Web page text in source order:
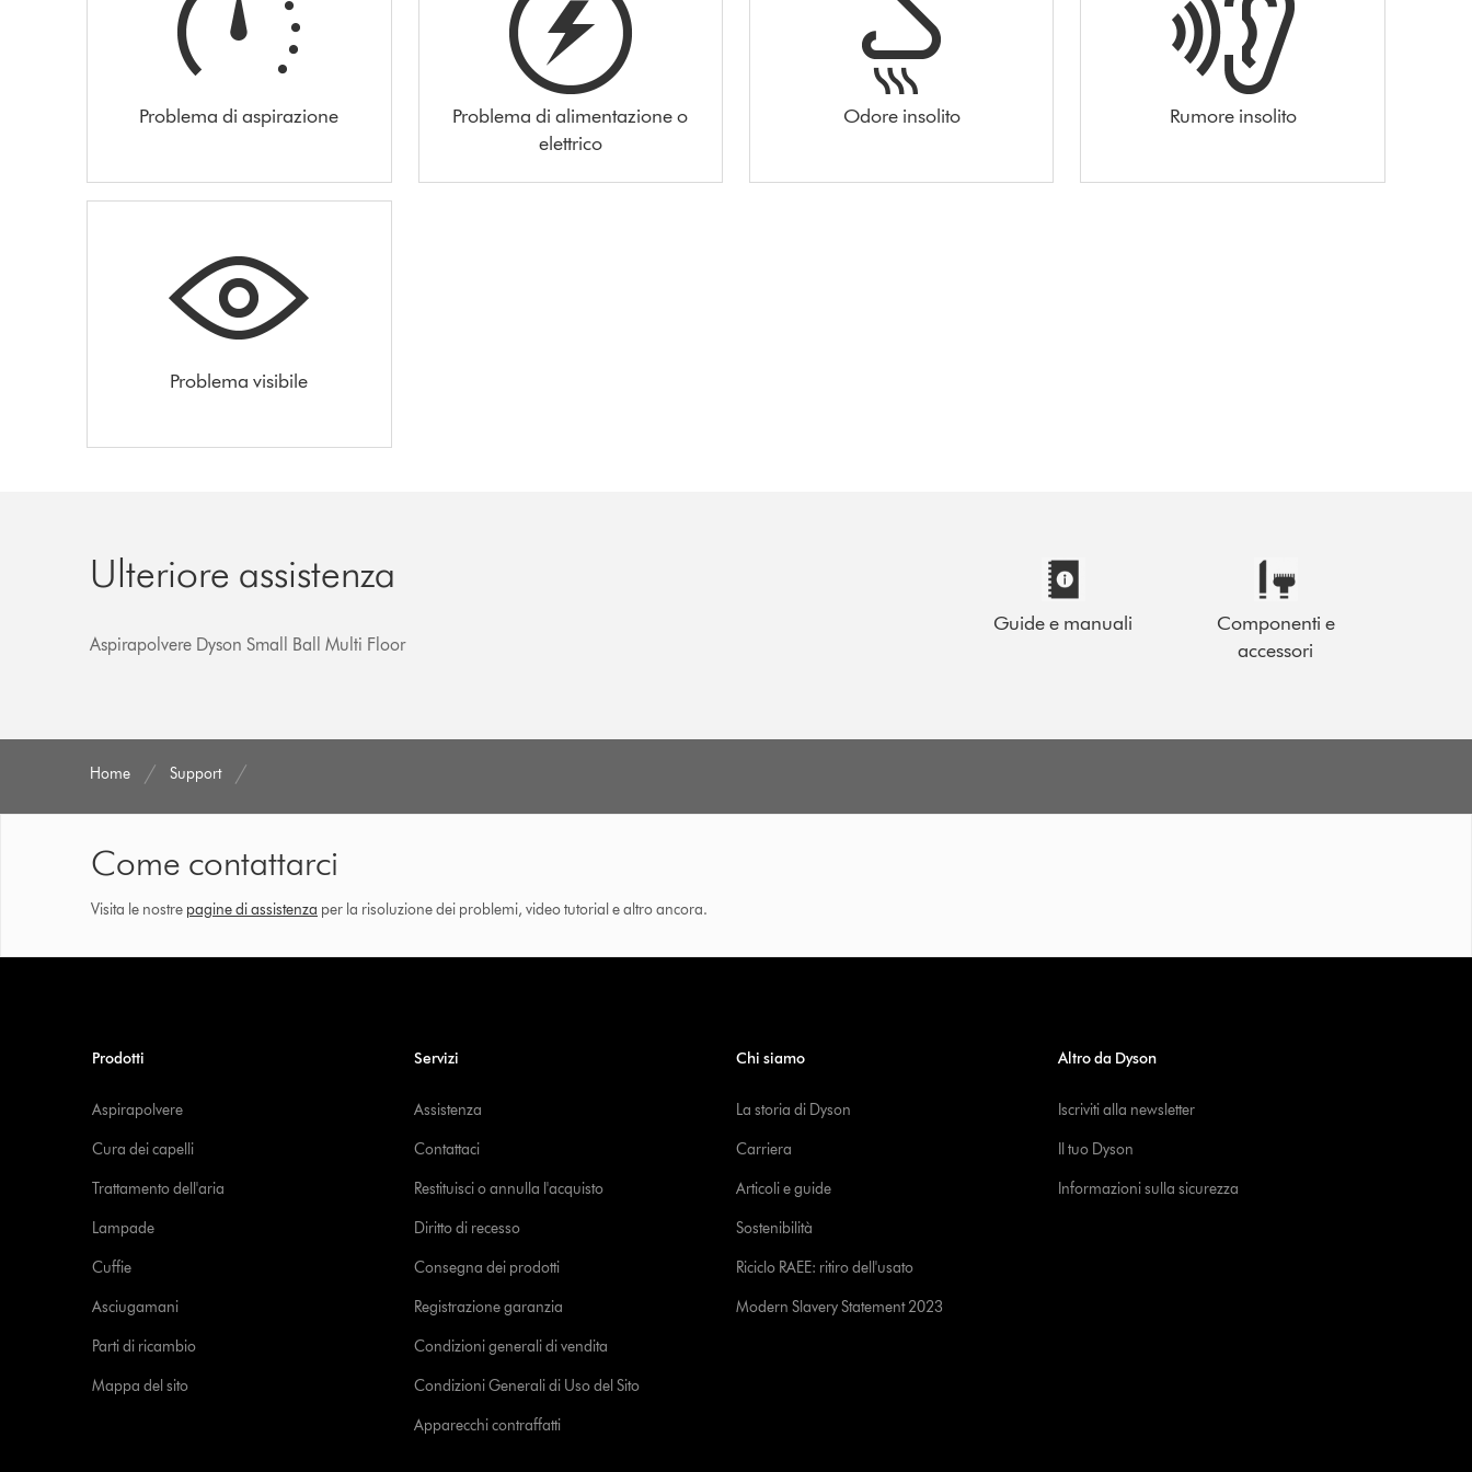
Problema di aspirazione
Problema di alimentazione o
elettrico
Odore insolito Rumore insolito
Problema visibile
Ulteriore assistenza
Aspirapolvere Dyson Small Ball Multi Floor
Guide e manuali
Componenti e
accessori
Home Support
Come contattarci
Visita le nostre pagine di assistenza per la risoluzione dei problemi, video tutorial e altro ancora.
Prodotti
Aspirapolvere
Cura dei capelli
Trattamento dell'aria
Lampade
Cuffie
Asciugamani
Parti di ricambio
Mappa del sito
Servizi
Assistenza
Contattaci
Restituisci o annulla l'acquisto
Diritto di recesso
Consegna dei prodotti
Registrazione garanzia
Condizioni generali di vendita
Condizioni Generali di Uso del Sito
Apparecchi contraffatti
Chi siamo
La storia di Dyson
Carriera
Articoli e guide
Sostenibilità
Riciclo RAEE: ritiro dell'usato
Modern Slavery Statement 2023
Altro da Dyson
Iscriviti alla newsletter
Il tuo Dyson
Informazioni sulla sicurezza